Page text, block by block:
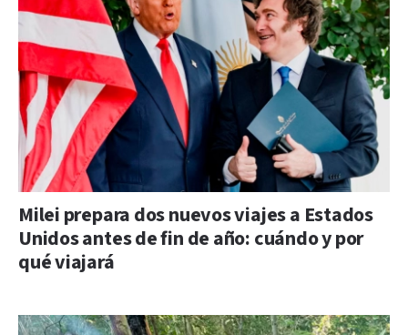
Milei prepara dos nuevos viajes a Estados
Unidos antes de fin de año: cuándo y por
qué viajará